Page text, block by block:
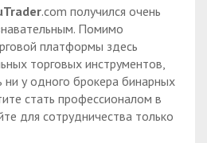
Trader.com получился очень
Помимо
платформы здесь
торговых инструментов,
у одного брокера бинарных
стать профессионалом в
для сотрудничества только